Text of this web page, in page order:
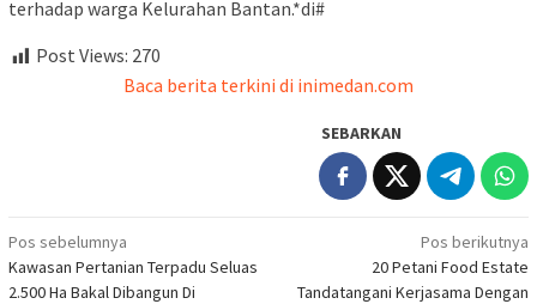
terhadap warga Kelurahan Bantan.*di#
Post Views: 270
Baca berita terkini di inimedan.com
SEBARKAN
Navigasi
pos
Pos sebelumnya
Kawasan Pertanian Terpadu Seluas
2.500 Ha Bakal Dibangun Di
Pos berikutnya
20 Petani Food Estate
Tandatangani Kerjasama Dengan